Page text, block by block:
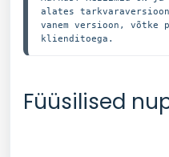
alates
vanem versioon, võtke
klienditoega.
Füüsilised